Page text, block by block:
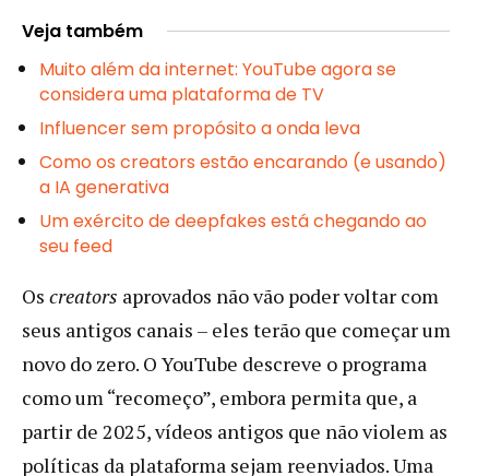
Veja também
Muito além da internet: YouTube agora se
considera uma plataforma de TV
Influencer sem propósito a onda leva
Como os creators estão encarando (e usando)
a IA generativa
Um exército de deepfakes está chegando ao
seu feed
Os creators aprovados não vão poder voltar com
seus antigos canais – eles terão que começar um
novo do zero. O YouTube descreve o programa
como um “recomeço”, embora permita que, a
partir de 2025, vídeos antigos que não violem as
políticas da plataforma sejam reenviados. Uma